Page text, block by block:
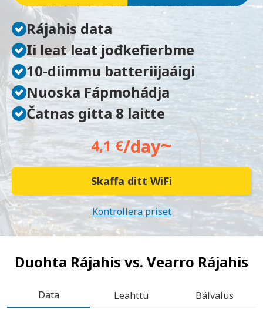
Rájahis data
Ii leat leat jođkefierbme
10-diimmu batteriijaáigi
Nuoska Fápmohádja
Čatnas gitta 8 laitte
4,1 €/day~
Skaffa ditt WiFi
Kontrollera priset
Duohta Rájahis vs. Vearro Rájahis
Data Leahttu Bálvalus